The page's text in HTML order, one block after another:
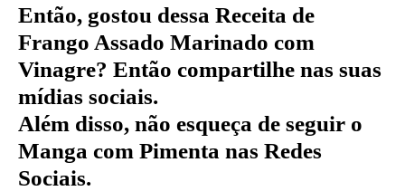
Então, gostou dessa Receita de
Frango Assado Marinado com
Vinagre? Então compartilhe nas suas
mídias sociais.
Além disso, não esqueça de seguir o
Manga com Pimenta nas Redes
Sociais.